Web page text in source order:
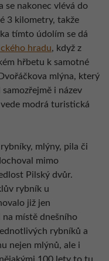
se nakonec vlévá do
3 kilometry, takže
tímto údolím se dá
hradu, když z
hřbetu k samotné
mlýna, který
i název
modrá turistická
mlýny, pila či
mimo
Pilský dvůr.
rybník u
již jen
na místě dnešního
rybníků a
nejen mlýnů, ale i
100 lety to tu